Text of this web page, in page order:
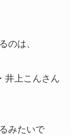
のは、
井上こんさん
みたいで